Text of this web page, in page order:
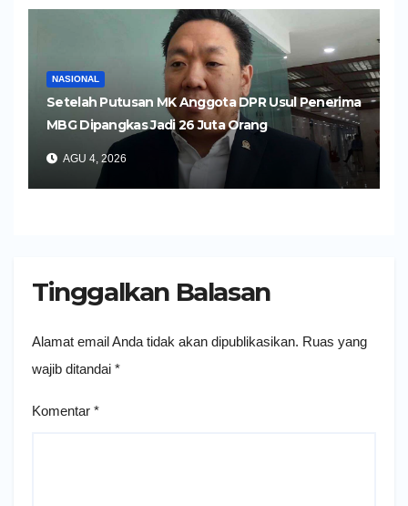
NASIONAL
Setelah Putusan MK Anggota DPR Usul Penerima
MBG Dipangkas Jadi 26 Juta Orang
AGU 4, 2026
Tinggalkan Balasan
Alamat email Anda tidak akan dipublikasikan. Ruas yang
wajib ditandai *
Komentar *